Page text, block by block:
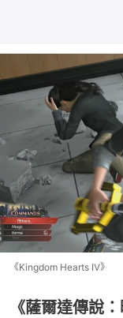
《Kingdom Hearts IV》
《薩爾達傳說